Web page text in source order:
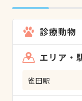
診療動物
エリア・
雀田駅